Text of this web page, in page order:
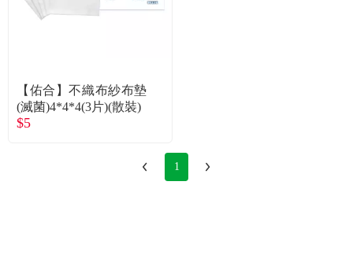
【佑合】不織布紗布墊
(滅菌)4*4*4(3片)(散裝)
$5
1